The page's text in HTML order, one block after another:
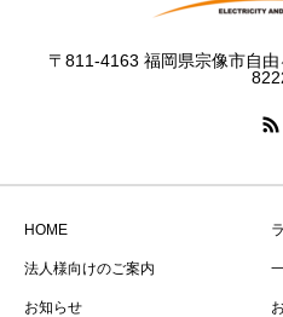
〒811-4163 福岡県宗像市自
HOME
法人様向けのご案内
お知らせ